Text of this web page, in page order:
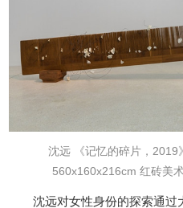
沈远 《记忆的碎片，2019
560x160x216cm 红砖美
沈远对女性身份的探索通